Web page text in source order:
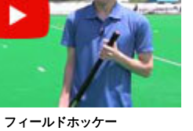
フィールドホッケー